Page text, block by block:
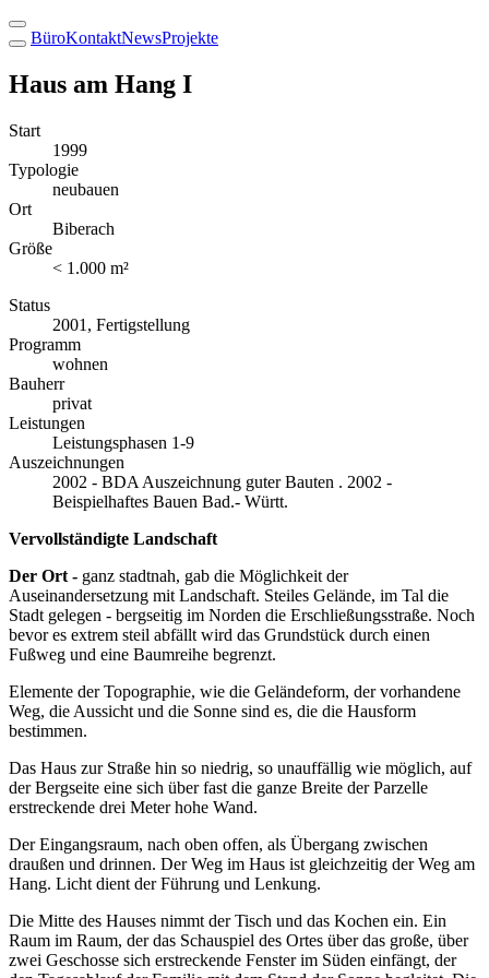
BüroKontaktNewsProjekte
Haus am Hang I
Start
1999
Typologie
neubauen
Ort
Biberach
Größe
< 1.000 m²
Status
2001, Fertigstellung
Programm
wohnen
Bauherr
privat
Leistungen
Leistungsphasen 1-9
Auszeichnungen
2002 - BDA Auszeichnung guter Bauten . 2002 -
Beispielhaftes Bauen Bad.- Württ.
Vervollständigte Landschaft
Der Ort - ganz stadtnah, gab die Möglichkeit der
Auseinandersetzung mit Landschaft. Steiles Gelände, im Tal die
Stadt gelegen - bergseitig im Norden die Erschließungsstraße. Noch
bevor es extrem steil abfällt wird das Grundstück durch einen
Fußweg und eine Baumreihe begrenzt.
Elemente der Topographie, wie die Geländeform, der vorhandene
Weg, die Aussicht und die Sonne sind es, die die Hausform
bestimmen.
Das Haus zur Straße hin so niedrig, so unauffällig wie möglich, auf
der Bergseite eine sich über fast die ganze Breite der Parzelle
erstreckende drei Meter hohe Wand.
Der Eingangsraum, nach oben offen, als Übergang zwischen
draußen und drinnen. Der Weg im Haus ist gleichzeitig der Weg am
Hang. Licht dient der Führung und Lenkung.
Die Mitte des Hauses nimmt der Tisch und das Kochen ein. Ein
Raum im Raum, der das Schauspiel des Ortes über das große, über
zwei Geschosse sich erstreckende Fenster im Süden einfängt, der